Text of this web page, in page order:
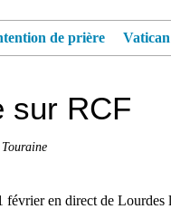
de prière
sur RCF
février en direct de Lourdes